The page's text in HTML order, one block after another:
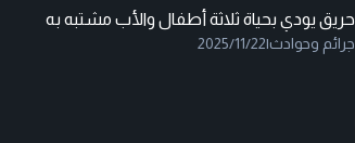
حريق يودي بحياة ثلاثة أطفال والأب مشتبه به
جرائم وحوادث|
2025/11/22